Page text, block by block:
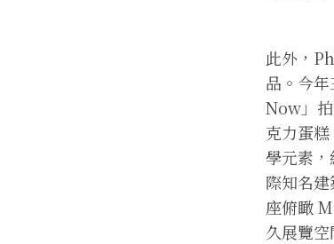
此外，
品。今
Now」
克力蛋
學元素
際知名
座俯瞰
久展覽